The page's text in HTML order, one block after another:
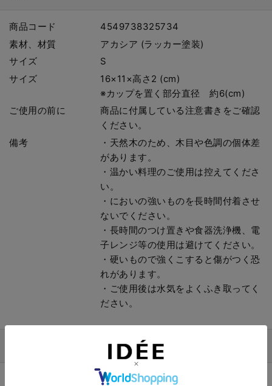
商品コード
4549738325734
素材、材質
アカシア (ラッカー塗装)
サイズ
S
サイズ
16×11×高さ2 (cm)
※カップを置く部分直径 約6(cm)
ご使用の前に
商品に付属している注意書きをご確認
ください。
備考
・天然木のため、木目や色調の個体差
があります。
・温かい料理のご使用は控えてくださ
い。
・においの強いものを長時間付着させ
ないでください。
・長時間のつけ置きや食器洗浄機、電
子レンジ等の使用は避けてください。
・硬いもので強くこすると傷がつく恐
れがあります。
・ご使用後は水気をよくふき取ってく
ださい。
1点1点天然木 (アカシア)を削って作られた、イデーオリ